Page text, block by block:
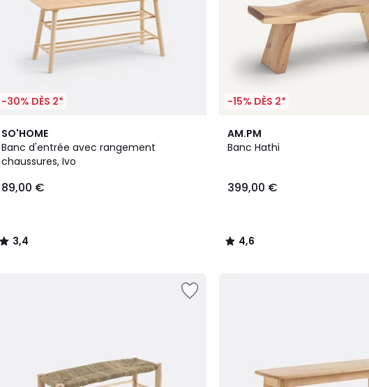
-30% DÈS 2*
SO'HOME
Banc d'entrée avec rangement
chaussures, Ivo
89,00 €
3,4
/ 5
3,4
/
-15% DÈS 2*
AM.PM
Banc Hathi
399,00 €
4,6
/ 5
4,6
/